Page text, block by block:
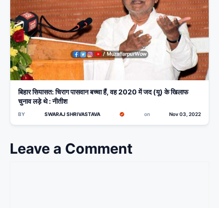
बिहार सियासत: चिराग पासवान बच्चा हैं, वह 2020 में जद (यू) के खिलाफ
चुनाव लड़े थे : नीतीश
BY SWARAJ SHRIVASTAVA on Nov 03, 2022
Leave a Comment